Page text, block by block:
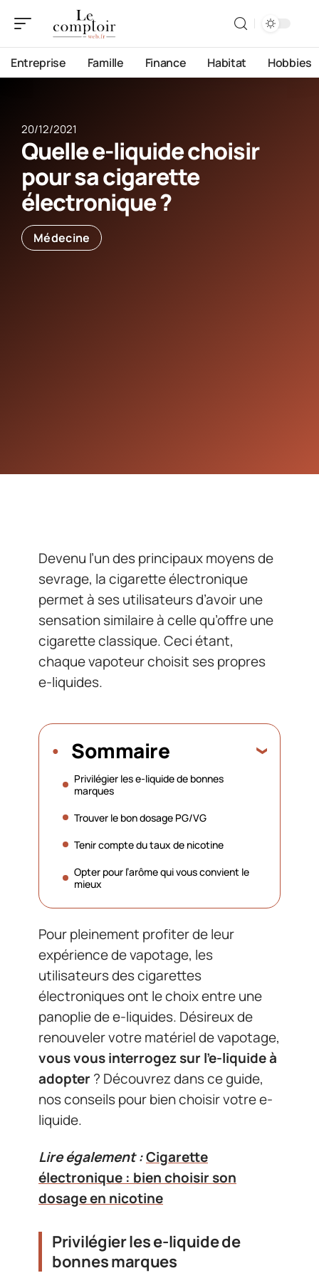
Entreprise Famille Finance Habitat Hobbies
20/12/2021
Quelle e-liquide choisir
pour sa cigarette
électronique ?
Médecine
Devenu l’un des principaux moyens de
sevrage, la cigarette électronique
permet à ses utilisateurs d’avoir une
sensation similaire à celle qu’offre une
cigarette classique. Ceci étant,
chaque vapoteur choisit ses propres
e-liquides.
Sommaire
Privilégier les e-liquide de bonnes
marques
Trouver le bon dosage PG/VG
Tenir compte du taux de nicotine
Opter pour l’arôme qui vous convient le
mieux
Pour pleinement profiter de leur
expérience de vapotage, les
utilisateurs des cigarettes
électroniques ont le choix entre une
panoplie de e-liquides. Désireux de
renouveler votre matériel de vapotage,
vous vous interrogez sur l’e-liquide à
adopter? Découvrez dans ce guide,
nos conseils pour bien choisir votre e-
liquide.
Lire également :Cigarette
électronique : bien choisir son
dosage en nicotine
Privilégier les e-liquide de
bonnes marques